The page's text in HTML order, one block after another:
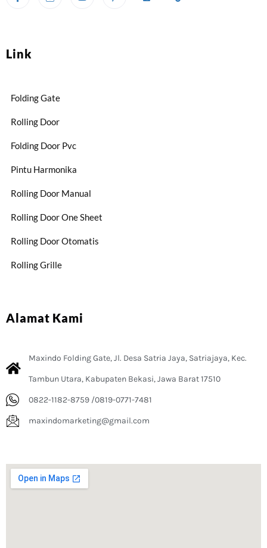
Link
Folding Gate
Rolling Door
Folding Door Pvc
Pintu Harmonika
Rolling Door Manual
Rolling Door One Sheet
Rolling Door Otomatis
Rolling Grille
Alamat Kami
Maxindo Folding Gate, Jl. Desa Satria Jaya, Satriajaya, Kec.
Tambun Utara, Kabupaten Bekasi, Jawa Barat 17510
0822-1182-8759 /0819-0771-7481
maxindomarketing@gmail.com